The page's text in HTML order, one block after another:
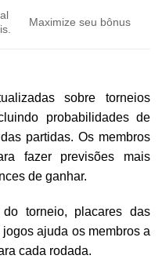
Maximize seu bônus
sobre torneios
probabilidades de
partidas. Os membros
fazer previsões mais
de ganhar.
torneio, placares das
ajuda os membros a
cada rodada.